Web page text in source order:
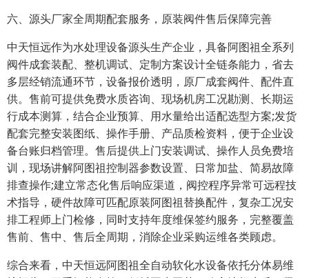
六、源头厂家全周期配套服务，原装阀件售后保障完善
中天恒远作为水处理设备源头生产企业，具备阿图祖全系列
阀件成套装配、整机调试、定制方案设计全链条能力，省去
多层经销流通环节，设备报价透明，原厂成套阀件、配件直
供。售前可提供免费水质咨询、现场机房工况勘测、长期运
行成本测算，结合企业预算、用水量给出适配选型方案;发货
配套完整安装图纸、操作手册、产品质检资料，便于企业设
备台账归档管理。售后提供上门安装调试、操作人员免费培
训，现场讲解阿图祖控制器参数设置、日常加盐、简易故障
排查操作;建立常态化售后响应渠道，阀控程序异常可远程技
术指导，硬件故障可匹配原装阿图祖替换配件，复杂工况安
排工程师上门检修，同时支持年度维保签约服务，完整覆盖
售前、售中、售后全周期，消除企业采购运维各类顾虑。
综合来看，中天恒远阿图祖全自动软化水设备依托分体易维